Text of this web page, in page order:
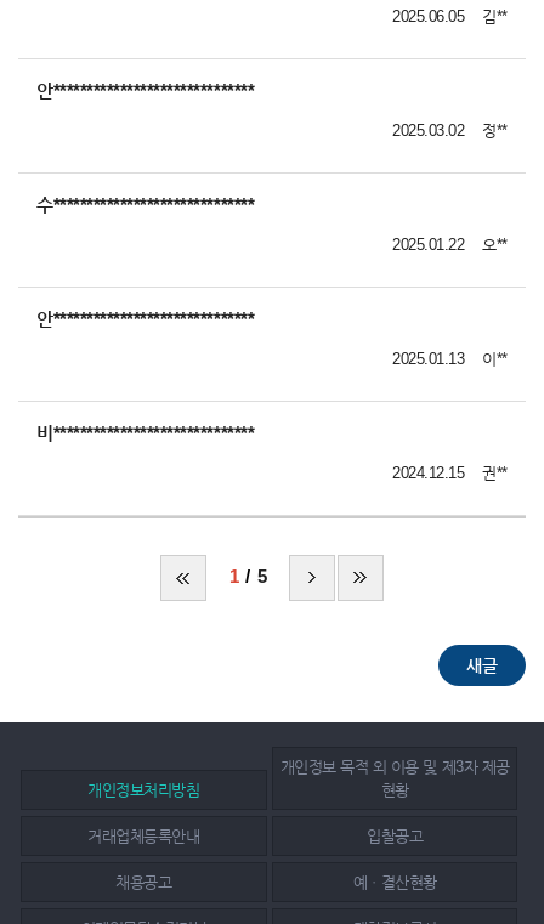
김**
2025.06.05
안******************************
정**
2025.03.02
수******************************
오**
2025.01.22
안******************************
이**
2025.01.13
비******************************
권**
2024.12.15
1 5
개인정보처리방침
개인정보 목적 외 이용 및 제3자 제공
현황
거래업체등록안내 입찰공고
채용공고 예ㆍ결산현황